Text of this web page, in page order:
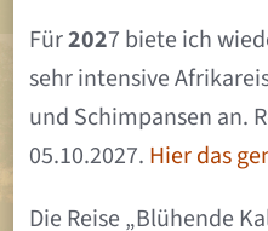
Für2027 biete ich
sehr intensive
und Schimpansen an.
05.10.2027. Hier das
Die Reise „Blühende